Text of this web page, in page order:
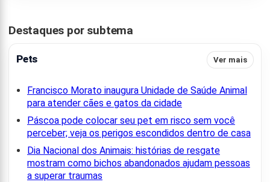
Destaques por subtema
Pets Ver mais
Francisco Morato inaugura Unidade de Saúde Animal
para atender cães e gatos da cidade
Páscoa pode colocar seu pet em risco sem você
perceber; veja os perigos escondidos dentro de casa
Dia Nacional dos Animais: histórias de resgate
mostram como bichos abandonados ajudam pessoas
a superar traumas